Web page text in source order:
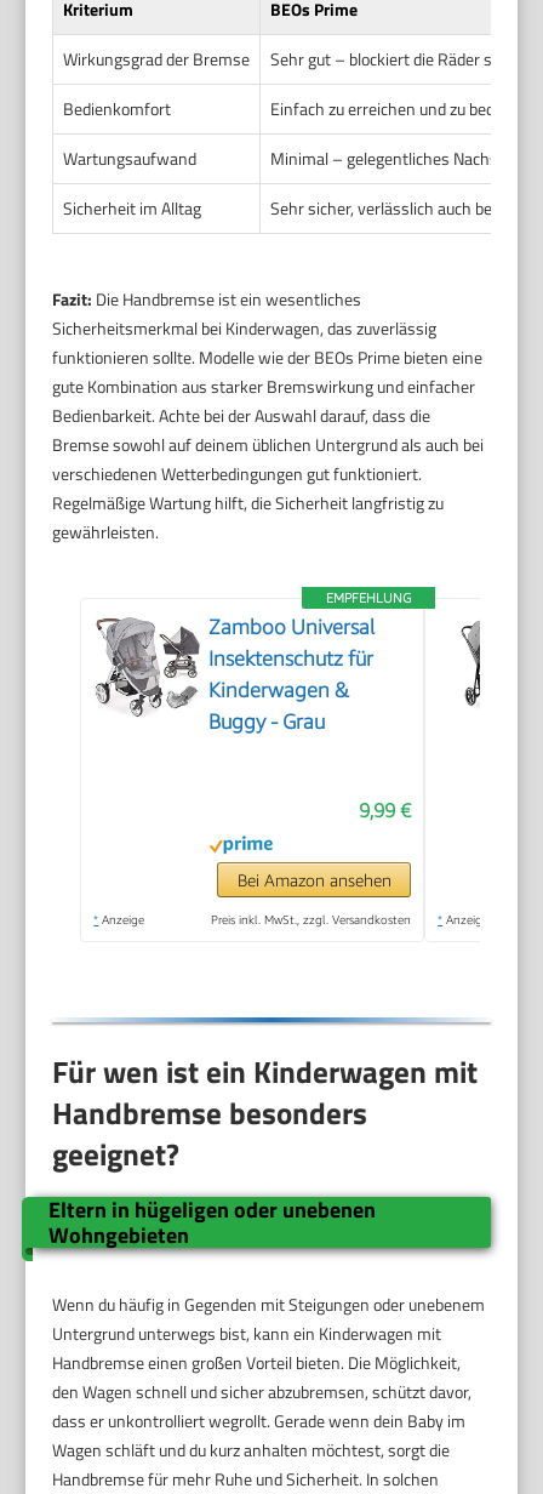
Kriterium
BEOs Prime
Wirkungsgrad der Bremse
Sehr gut – blockiert die Räder sicher
Bedienkomfort
Einfach zu erreichen und zu
Wartungsaufwand
Minimal – gelegentliches
Sicherheit im Alltag
Sehr sicher, verlässlich auch bei
Fazit: Die Handbremse ist ein wesentliches
Sicherheitsmerkmal bei Kinderwagen, das zuverlässig
funktionieren sollte. Modelle wie der BEOs Prime bieten eine
gute Kombination aus starker Bremswirkung und einfacher
Bedienbarkeit. Achte bei der Auswahl darauf, dass die
Bremse sowohl auf deinem üblichen Untergrund als auch bei
verschiedenen Wetterbedingungen gut funktioniert.
Regelmäßige Wartung hilft, die Sicherheit langfristig zu
gewährleisten.
EMPFEHLUNG
Zamboo Universal
Insektenschutz für
Kinderwagen &
Buggy - Grau
9,99 €
Bei Amazon ansehen
* Anzeige Preis inkl. MwSt., zzgl. Versandkosten * Anzeige
Für wen ist ein Kinderwagen mit
Handbremse besonders
geeignet?
Eltern in hügeligen oder unebenen
Wohngebieten
Wenn du häufig in Gegenden mit Steigungen oder unebenem
Untergrund unterwegs bist, kann ein Kinderwagen mit
Handbremse einen großen Vorteil bieten. Die Möglichkeit,
den Wagen schnell und sicher abzubremsen, schützt davor,
dass er unkontrolliert wegrollt. Gerade wenn dein Baby im
Wagen schläft und du kurz anhalten möchtest, sorgt die
Handbremse für mehr Ruhe und Sicherheit. In solchen